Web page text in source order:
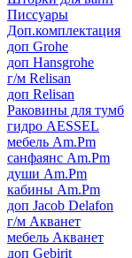
Писсуары
Доп.комплектация
доп Grohe
доп Hansgrohe
г/м Relisan
доп Relisan
Раковины для тумб
гидро AESSEL
мебель Am.Pm
санфаянс Am.Pm
души Am.Pm
кабины Am.Pm
доп Jacob Delafon
г/м Акванет
мебель Акванет
доп Gebirit